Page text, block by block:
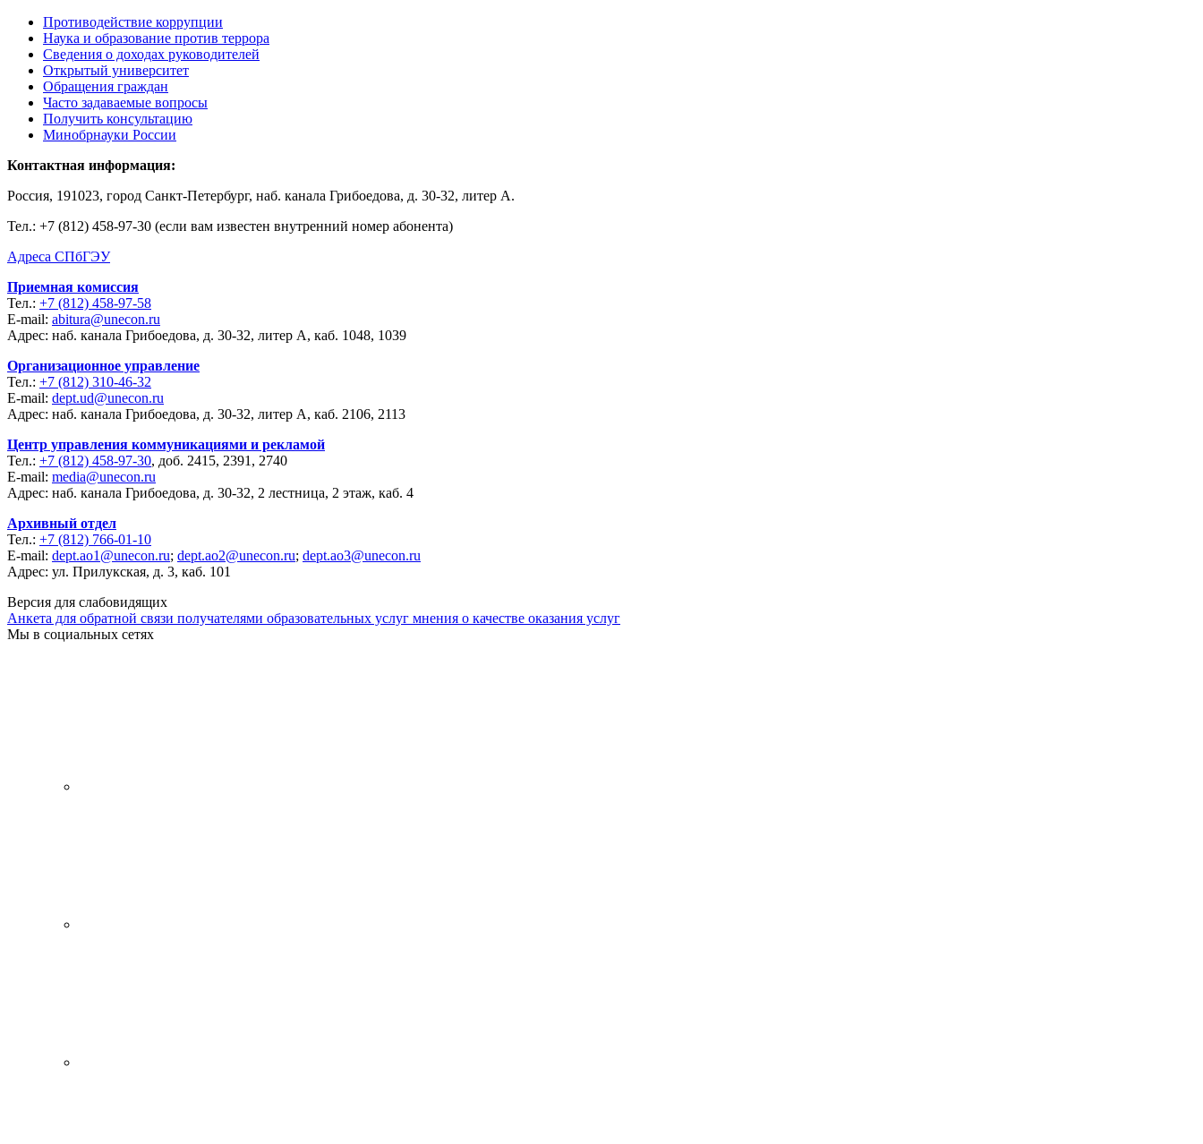
Противодействие коррупции
Наука и образование против террора
Сведения о доходах руководителей
Открытый университет
Обращения граждан
Часто задаваемые вопросы
Получить консультацию
Минобрнауки России
Контактная информация:
Россия, 191023, город Санкт-Петербург, наб. канала Грибоедова, д. 30-32, литер А.
Тел.: +7 (812) 458-97-30 (если вам известен внутренний номер абонента)
Адреса СПбГЭУ
Приемная комиссия
Тел.: +7 (812) 458-97-58
E-mail: abitura@unecon.ru
Адрес: наб. канала Грибоедова, д. 30-32, литер А, каб. 1048, 1039
Организационное управление
Тел.: +7 (812) 310-46-32
E-mail: dept.ud@unecon.ru
Адрес: наб. канала Грибоедова, д. 30-32, литер А, каб. 2106, 2113
Центр управления коммуникациями и рекламой
Тел.: +7 (812) 458-97-30, доб. 2415, 2391, 2740
E-mail: media@unecon.ru
Адрес: наб. канала Грибоедова, д. 30-32, 2 лестница, 2 этаж, каб. 4
Архивный отдел
Тел.: +7 (812) 766-01-10
E-mail: dept.ao1@unecon.ru; dept.ao2@unecon.ru; dept.ao3@unecon.ru
Адрес: ул. Прилукская, д. 3, каб. 101
Версия для слабовидящих
Анкета для обратной связи получателями образовательных услуг мнения о качестве оказания услуг
Мы в социальных сетях